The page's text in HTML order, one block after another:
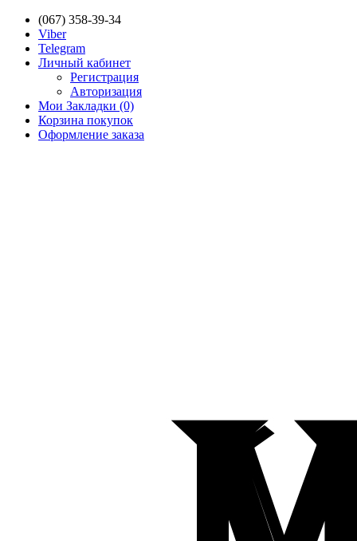
(067) 358-39-34
Viber
Telegram
Личный кабинет
Регистрация
Авторизация
Мои Закладки (0)
Корзина покупок
Оформление заказа